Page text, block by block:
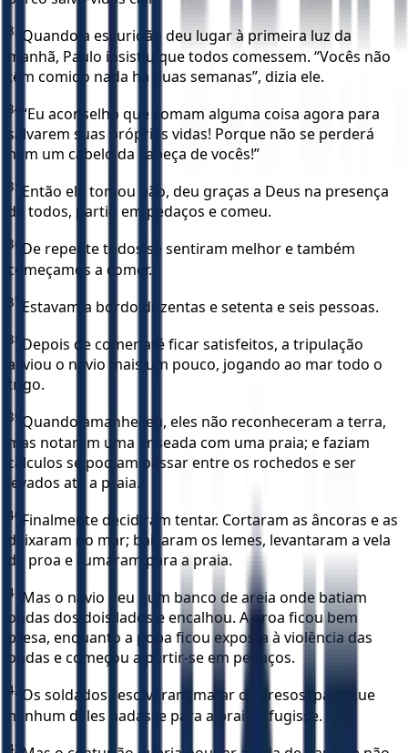
33 Quando a escuridão deu lugar à primeira luz da
manhã, Paulo insistiu que todos comessem. “Vocês não
têm comido nada há duas semanas”, dizia ele.
34 “Eu aconselho que comam alguma coisa agora para
salvarem suas próprias vidas! Porque não se perderá
nem um cabelo da cabeça de vocês!”
35 Então ele tomou pão, deu graças a Deus na presença
de todos, partiu em pedaços e comeu.
36 De repente todos se sentiram melhor e também
começamos a comer.
37 Estavam a bordo duzentas e setenta e seis pessoas.
38 Depois de comer até ficar satisfeitos, a tripulação
aliviou o navio mais um pouco, jogando ao mar todo o
trigo.
39 Quando amanheceu, eles não reconheceram a terra,
mas notaram uma enseada com uma praia; e faziam
cálculos se podiam passar entre os rochedos e ser
levados até a praia.
40 Finalmente decidiram tentar. Cortaram as âncoras e as
deixaram no mar; baixaram os lemes, levantaram a vela
da proa e rumaram para a praia.
41 Mas o navio deu num banco de areia onde batiam
ondas dos dois lados e encalhou. A proa ficou bem
presa, enquanto a popa ficou exposta à violência das
ondas e começou a partir-se em pedaços.
42 Os soldados resolveram matar os presos, para que
nenhum deles nadasse para a praia e fugisse.
43